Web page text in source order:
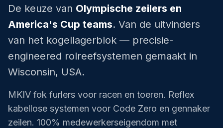
De keuze van Olympische zeilers en
America's Cup teams. Van de uitvinders
van het kogellagerblok — precisie-
engineered rolreefsystemen gemaakt in
Wisconsin, USA.
MKIV fok furlers voor racen en toeren. Reflex
kabellose systemen voor Code Zero en gennaker
zeilen. 100% medewerkerseigendom met